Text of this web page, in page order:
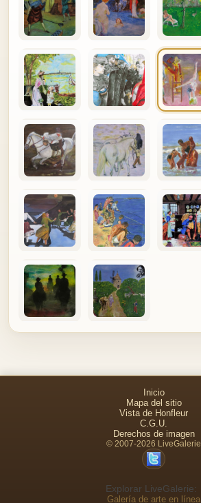
Inicio
Mapa del sitio
Vista de Honfleur
C.G.U.
Derechos de imagen
© 2007-2026 LiveGalerie
Explorar LiveGalerie:
Galería de arte en línea